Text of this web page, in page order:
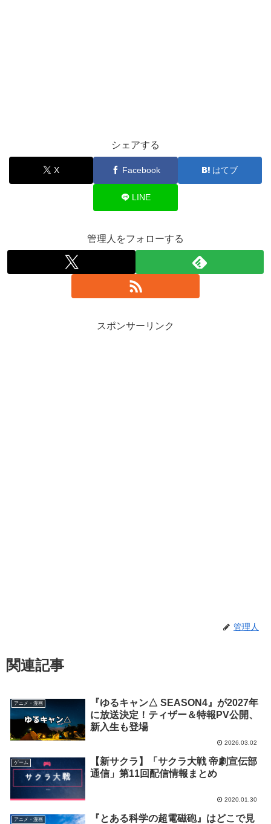
シェアする
X Facebook はてブ
LINE
管理人をフォローする
スポンサーリンク
管理人
関連記事
アニメ・漫画
『ゆるキャン△ SEASON4』が2027年
に放送決定！ティザー＆特報PV公開、
新入生も登場
2026.03.02
ゲーム
【新サクラ】「サクラ大戦 帝劇宣伝部
通信」第11回配信情報まとめ
2020.01.30
アニメ・漫画
『とある科学の超電磁砲』はどこで見